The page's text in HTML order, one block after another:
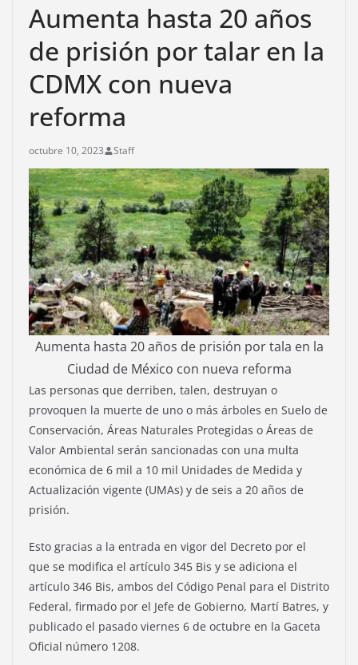
Aumenta hasta 20 años
de prisión por talar en la
CDMX con nueva
reforma
octubre 10, 2023 Staff
Aumenta hasta 20 años de prisión por tala en la
Ciudad de México con nueva reforma
Las personas que derriben, talen, destruyan o
provoquen la muerte de uno o más árboles en Suelo de
Conservación, Áreas Naturales Protegidas o Áreas de
Valor Ambiental serán sancionadas con una multa
económica de 6 mil a 10 mil Unidades de Medida y
Actualización vigente (UMAs) y de seis a 20 años de
prisión.
Esto gracias a la entrada en vigor del Decreto por el
que se modifica el artículo 345 Bis y se adiciona el
artículo 346 Bis, ambos del Código Penal para el Distrito
Federal, firmado por el Jefe de Gobierno, Martí Batres, y
publicado el pasado viernes 6 de octubre en la Gaceta
Oficial número 1208.